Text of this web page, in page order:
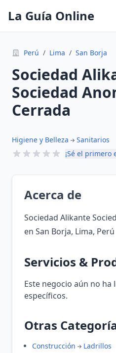
La Guía Online
Perú / Lima / San Borja
Sociedad
Sociedad
Cerrada
Higiene y Belleza
Sanitarios
¡Sé el primero
Acerca de
Sociedad Alikante
en San Borja, Lima, Perú
Servicios &
Este negocio aún no ha
específicos.
Otras
Construcción
Ladrillos